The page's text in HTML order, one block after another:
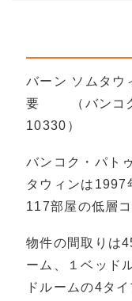
バーン ソムタ
要 （バンコ
10330）
バンコク・パト
タウィンは1997
117部屋の低層
物件の間取りは
ーム、１ベッド
ドルームの4タ